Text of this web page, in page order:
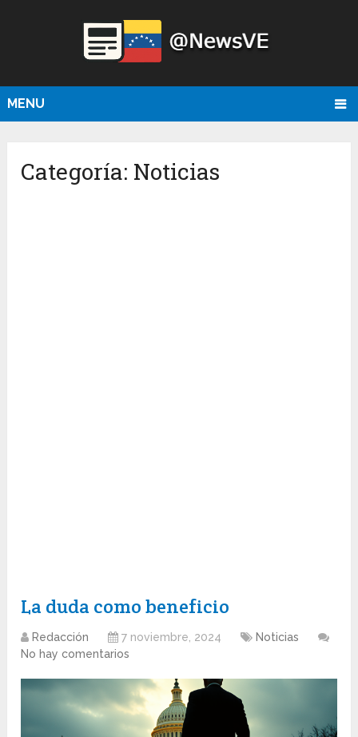
MENU
Categoría: Noticias
La duda como beneficio
Redacción 7 noviembre, 2024
Noticias
No hay comentarios